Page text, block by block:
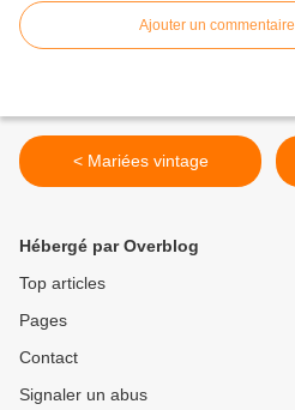
Ajouter un commentaire
< Mariées vintage
Hébergé par Overblog
Top articles
Pages
Contact
Signaler un abus